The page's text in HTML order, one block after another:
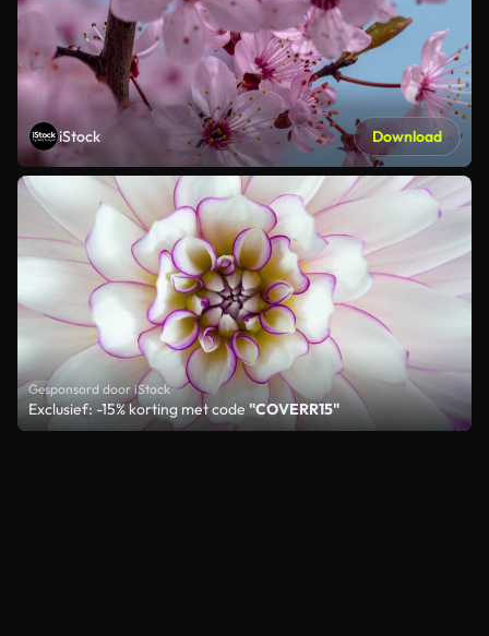
iStock Download
Gesponsord door iStock
Exclusief: -15% korting met code"COVERR15"